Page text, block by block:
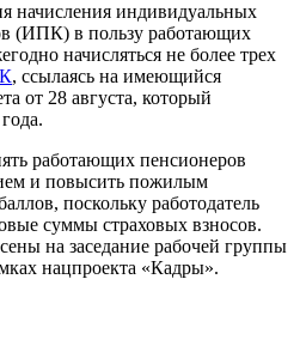
начисления индивидуальных
(ИПК) в пользу работающих
начисляться не более трех
, ссылаясь на имеющийся
от 28 августа, который
работающих пенсионеров
и повысить пожилым
поскольку работодатель
суммы страховых взносов.
на заседание рабочей группы
нацпроекта «Кадры».